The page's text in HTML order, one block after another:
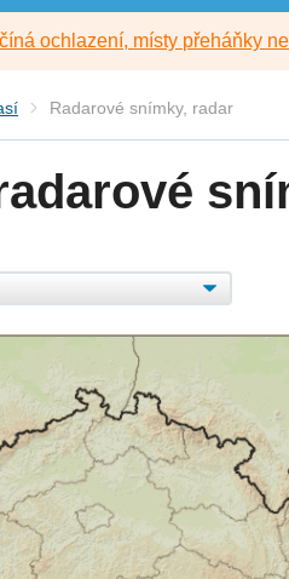
ochlazení, místy přeháňky
Radarové snímky, radar